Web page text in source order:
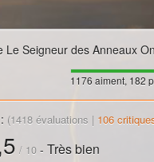
Le Seigneur des Anneaux
1176 aiment, 182
(1418 évaluations | 106
/ 10- Très bien